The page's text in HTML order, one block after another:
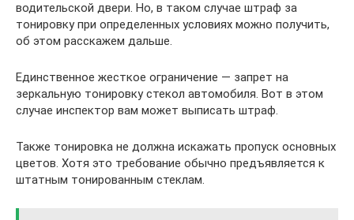
водительской двери. Но, в таком случае штраф за
тонировку при определенных условиях можно получить,
об этом расскажем дальше.
Единственное жесткое ограничение — запрет на
зеркальную тонировку стекол автомобиля. Вот в этом
случае инспектор вам может выписать штраф.
Также тонировка не должна искажать пропуск основных
цветов. Хотя это требование обычно предъявляется к
штатным тонированным стеклам.